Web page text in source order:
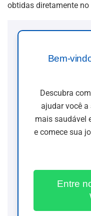
obtidas diretamente
Bem-
Descubra
ajudar você
mais saudável
e comece sua
Entre